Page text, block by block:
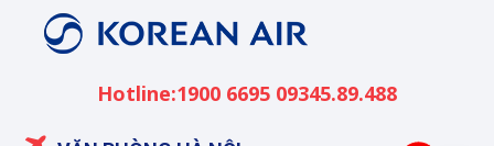
Hotline:1900 6695 09345.89.488